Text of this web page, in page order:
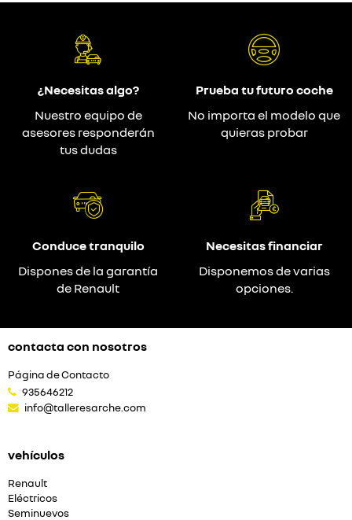
¿Necesitas algo?
Nuestro equipo de
asesores responderán
tus dudas
Prueba tu futuro coche
No importa el modelo que
quieras probar
Conduce tranquilo
Dispones de la garantía
de Renault
Necesitas financiar
Disponemos de varias
opciones.
contacta con nosotros
Página de Contacto
935646212
info@talleresarche.com
vehículos
Renault
Eléctricos
Seminuevos